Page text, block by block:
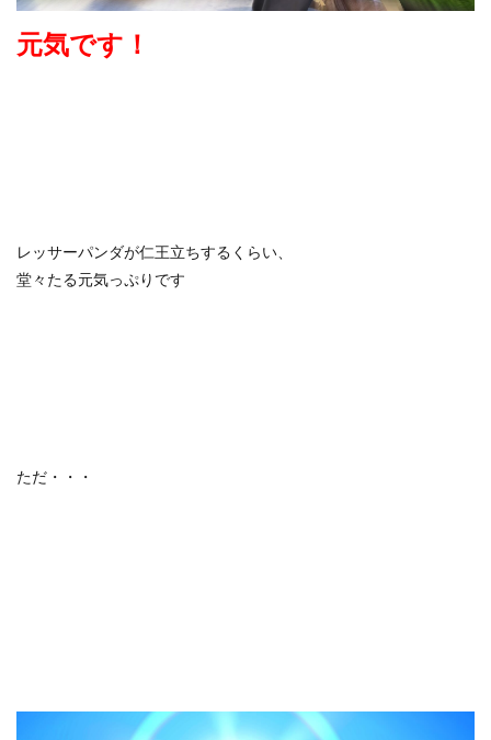
元気です！
レッサーパンダが仁王立ちするくらい、
堂々たる元気っぷりです
ただ・・・